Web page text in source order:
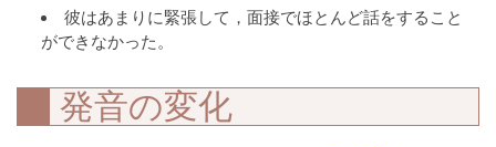
彼はあまりに緊張して，面接でほとんど話をすること
ができなかった。
発音の変化